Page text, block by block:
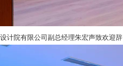
计院有限公司副总经理朱宏声致欢迎辞